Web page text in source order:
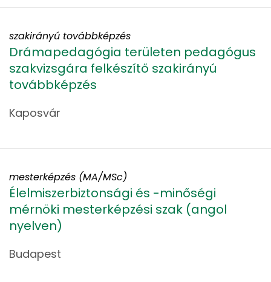
Drámapedagógia területen pedagógus
szakvizsgára felkészítő szakirányú
továbbképzés
Kaposvár
szakirányú továbbképzés
Élelmiszerbiztonsági és -minőségi
mérnöki mesterképzési szak (angol
nyelven)
Budapest
mesterképzés (MA/MSc)